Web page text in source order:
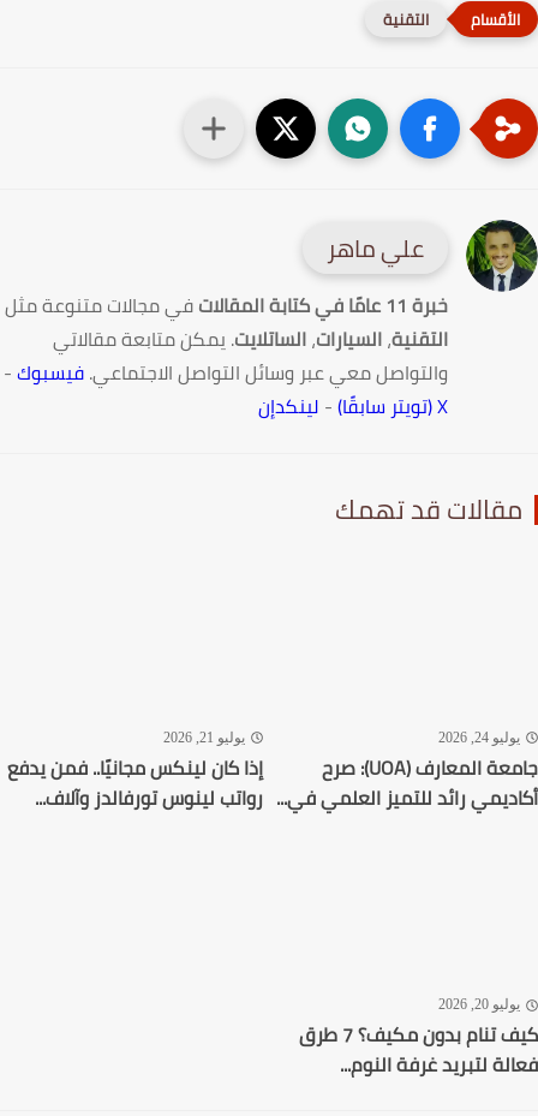
التقنية
علي ماهر
خبرة 11 عامًا في كتابة المقالات
في مجالات متنوعة مثل
التقنية،السيارات،الساتلايت. يمكن متابعة مقالاتي
والتواصل معي عبر وسائل التواصل الاجتماعي.فيسبوك-
-لينكدإن
قد تهمك
24, 2026
جامعة المعارف (UOA): صرح
رائد للتميز العلمي في...
يوليو 21, 2026
إذا كان لينكس مجانيًا.. فمن يدفع
رواتب لينوس تورفالدز وآلاف...
20, 2026
كيف تنام بدون مكيف؟ 7 طرق
لتبريد غرفة النوم...